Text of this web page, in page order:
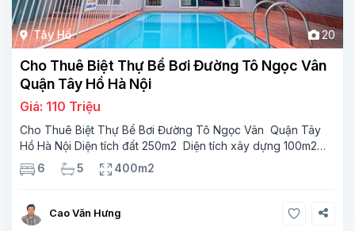
Tây Hồ 20
Cho Thuê Biệt Thự Bể Bơi Đường Tô Ngọc Vân
Quận Tây Hồ Hà Nội
Giá: 110 Triệu
Cho Thuê Biệt Thự Bể Bơi Đường Tô Ngọc Vân Quận Tây
Hồ Hà Nội Diện tích đất 250m2 Diện tích xây dựng 100m2
Xây 4 tầng, 6 phòng ngủ 5 phòng tắm Tầng 1, , phòng
khách , phòng bếp-1wc Tầng 2, 2 phòng
6 5 400m2
Cao Văn Hưng